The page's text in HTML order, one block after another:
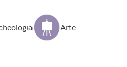
Arte